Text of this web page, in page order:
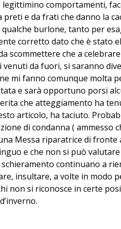
comportamenti,
preti e da frati che danno la
burlone, tanto per
corretto dato che è stato
da scommettere che a
venuti da fuori, si saranno
mi fanno comunque molta
e sarà opportuno porsi
che atteggiamento ha
articolo, ha taciuto.
di condanna (
Messa riparatrice di
e che non si può
continuano a
insultare, a volte in modo
non si riconosce in certe